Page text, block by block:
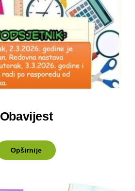
Obavijest
Opširnije